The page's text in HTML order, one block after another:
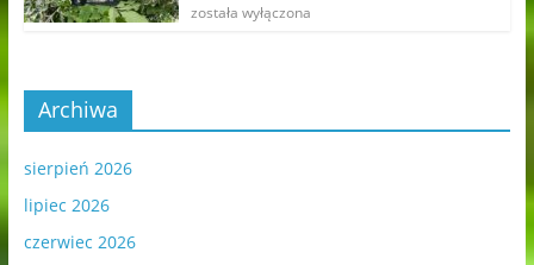
została wyłączona
Archiwa
sierpień 2026
lipiec 2026
czerwiec 2026